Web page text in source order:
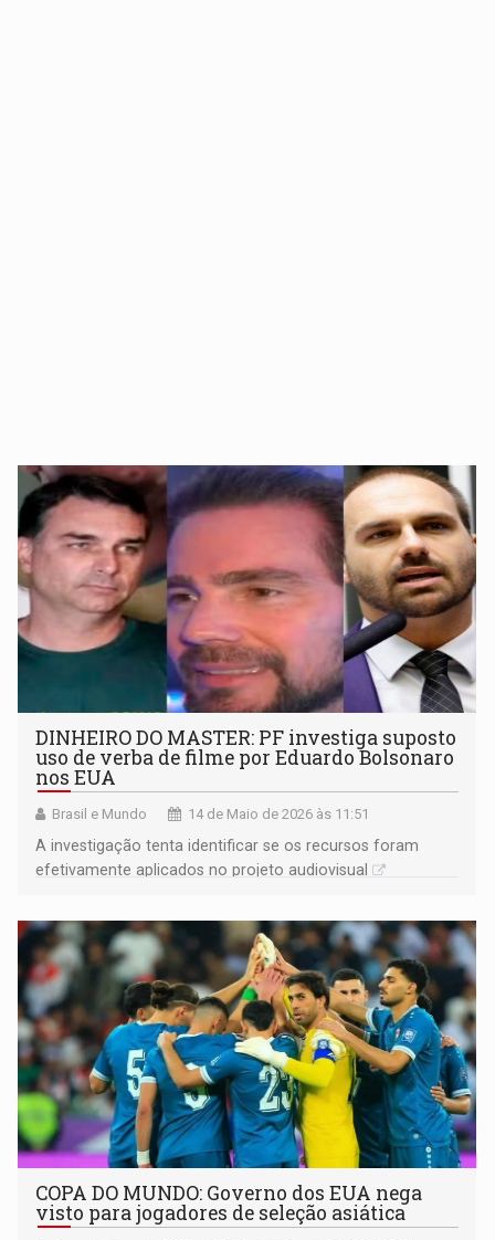
DINHEIRO DO MASTER: PF investiga suposto
uso de verba de filme por Eduardo Bolsonaro
nos EUA
Brasil e Mundo 14 de Maio de 2026 às 11:51
A investigação tenta identificar se os recursos foram
efetivamente aplicados no projeto audiovisual
COPA DO MUNDO: Governo dos EUA nega
visto para jogadores de seleção asiática